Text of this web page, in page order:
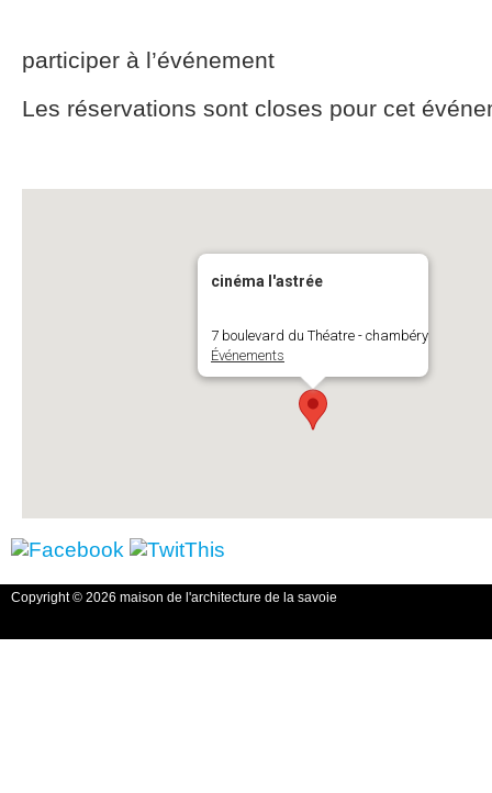
participer à l’événement
Les réservations sont closes pour cet
cinéma l'astrée
7 boulevard du Théatre - chambéry
Événements
Copyright © 2026 maison de l'architecture de la savoie